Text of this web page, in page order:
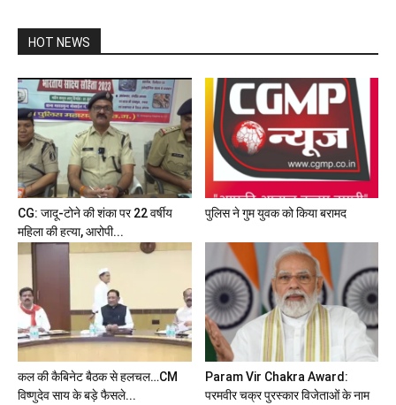
HOT NEWS
CG: जादू-टोने की शंका पर 22 वर्षीय
महिला की हत्या, आरोपी...
पुलिस ने गुम युवक को किया बरामद
कल की कैबिनेट बैठक से हलचल…CM
विष्णुदेव साय के बड़े फैसले...
Param Vir Chakra Award:
परमवीर चक्र पुरस्कार विजेताओं के नाम